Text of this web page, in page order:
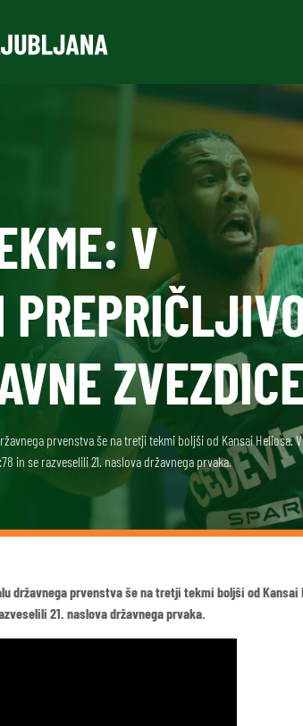
V
ZVEZDICE
prvenstva še na tretji tekmi boljši od Kansai Heliosa. V
in se razveselili 21. naslova državnega prvaka.
državnega prvenstva še na tretji tekmi boljši od Kansai
21. naslova državnega prvaka.